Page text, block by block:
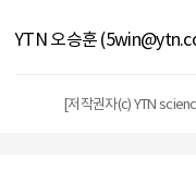
YTN 오승훈
[저작권자(c) YTN